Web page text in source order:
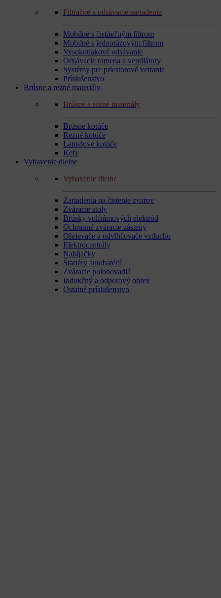
Filtračné a odsávacie zariadenia
Mobilné s čistiteľným filtrom
Mobilné s jednorázovým filtrom
Vysokotlakové odsávanie
Odsávacie ramena a ventilátory
Systémy pre priestorové vetranie
Príslušenstvo
Brúsne a rezné materiály
Brúsne a rezné materiály
Brúsne kotúče
Rezné kotúče
Lamelové kotúče
Kefy
Vybavenie dielne
Vybavenie dielne
Zariadenia na čistenie zvarov
Zváracie stoly
Brúsky volfrámových elektród
Ochranné zváracie zásteny
Ohrievače a odvlhčovače vzduchu
Elektrocentrály
Nabíjačky
Štartéry autobatérií
Zváracie polohovadlá
Indukčný a odporový ohrev
Ostatné príslušenstvo